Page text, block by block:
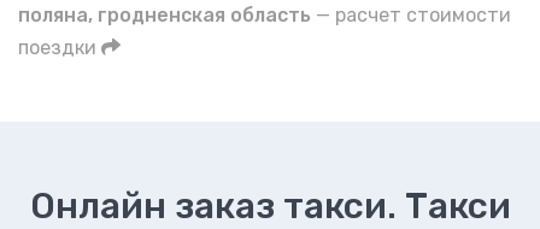
поляна, гродненская область — расчет стоимости
поездки
Онлайн заказ такси. Такси